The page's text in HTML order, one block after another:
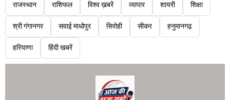
राजस्थान राशिफल विश्व ख़बरें व्यापार शायरी शिक्षा
श्री गंगानगर सवाई माधोपुर सिरोही सीकर हनुमानगढ़
हरियाणा हिंदी खबरें